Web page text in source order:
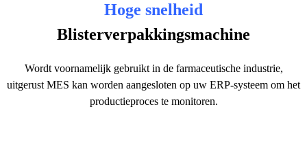
Hoge snelheid
Blisterverpakkingsmachine
Wordt voornamelijk gebruikt in de farmaceutische industrie,
uitgerust MES kan worden aangesloten op uw ERP-systeem om het
productieproces te monitoren.